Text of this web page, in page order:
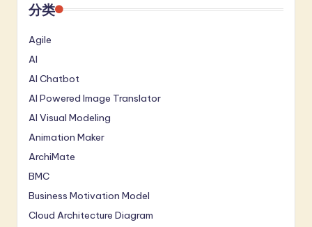
分类
Agile
AI
AI Chatbot
AI Powered Image Translator
AI Visual Modeling
Animation Maker
ArchiMate
BMC
Business Motivation Model
Cloud Architecture Diagram